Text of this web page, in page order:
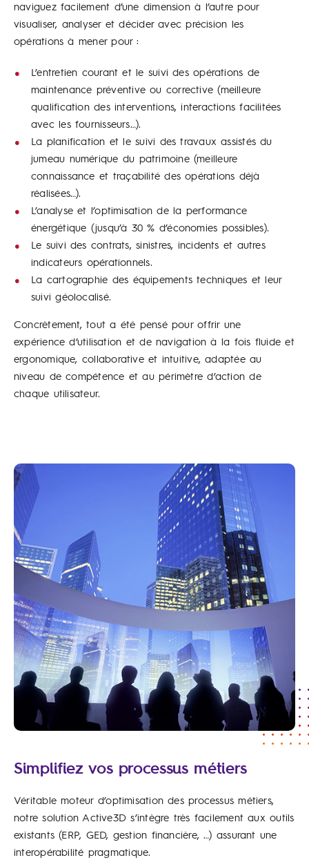
naviguez facilement d’une dimension à l’autre pour
visualiser, analyser et décider avec précision les
opérations à mener pour :
L’entretien courant et le suivi des opérations de
maintenance préventive ou corrective (meilleure
qualification des interventions, interactions facilitées
avec les fournisseurs…).
La planification et le suivi des travaux assistés du
jumeau numérique du patrimoine (meilleure
connaissance et traçabilité des opérations déjà
réalisées…).
L’analyse et l’optimisation de la performance
énergétique (jusqu’à 30 % d’économies possibles).
Le suivi des contrats, sinistres, incidents et autres
indicateurs opérationnels.
La cartographie des équipements techniques et leur
suivi géolocalisé.
Concrètement, tout a été pensé pour offrir une
expérience d’utilisation et de navigation à la fois fluide et
ergonomique, collaborative et intuitive, adaptée au
niveau de compétence et au périmètre d’action de
chaque utilisateur.
Simplifiez vos processus métiers
Véritable moteur d’optimisation des processus métiers,
notre solution Active3D s’intègre très facilement aux outils
existants (ERP, GED, gestion financière, …) assurant une
interopérabilité pragmatique.